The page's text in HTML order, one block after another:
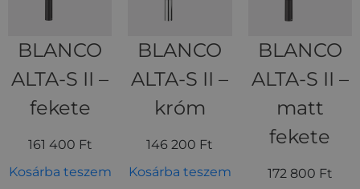
BLANCO
ALTA-S II –
fekete
161 400 Ft
Kosárba teszem
BLANCO
ALTA-S II –
króm
146 200 Ft
Kosárba teszem
BLANCO
ALTA-S II –
matt
fekete
172 800 Ft